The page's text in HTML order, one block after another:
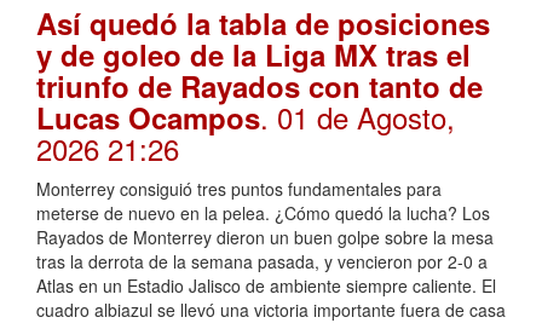
Así quedó la tabla de posiciones
y de goleo de la Liga MX tras el
triunfo de Rayados con tanto de
Lucas Ocampos. 01 de Agosto,
2026 21:26
Monterrey consiguió tres puntos fundamentales para
meterse de nuevo en la pelea. ¿Cómo quedó la lucha? Los
Rayados de Monterrey dieron un buen golpe sobre la mesa
tras la derrota de la semana pasada, y vencieron por 2-0 a
Atlas en un Estadio Jalisco de ambiente siempre caliente. El
cuadro albiazul se llevó una victoria importante fuera de casa